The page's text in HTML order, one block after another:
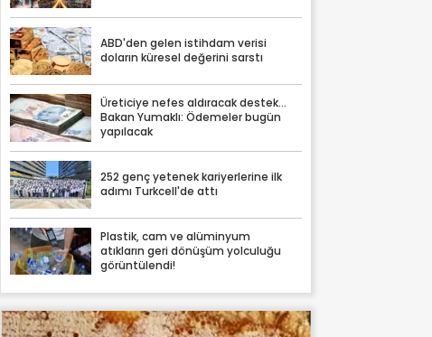
ABD'den gelen istihdam verisi
doların küresel değerini sarstı
Üreticiye nefes aldıracak destek...
Bakan Yumaklı: Ödemeler bugün
yapılacak
252 genç yetenek kariyerlerine ilk
adımı Turkcell'de attı
Plastik, cam ve alüminyum
atıkların geri dönüşüm yolculuğu
görüntülendi!